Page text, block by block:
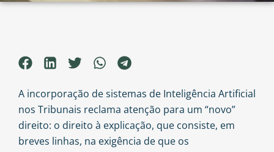
A incorporação de sistemas de Inteligência Artificial
nos Tribunais reclama atenção para um “novo”
direito: o direito à explicação, que consiste, em
breves linhas, na exigência de que os